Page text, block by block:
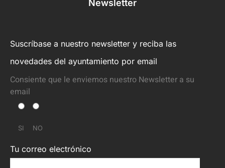
Newsletter
Suscríbase a nuestro newsletter y reciba las
novedades del ayuntamiento por email
Consiente que le enviemos nuestro Newsletter a su
email
SI NO
Tu correo electrónico